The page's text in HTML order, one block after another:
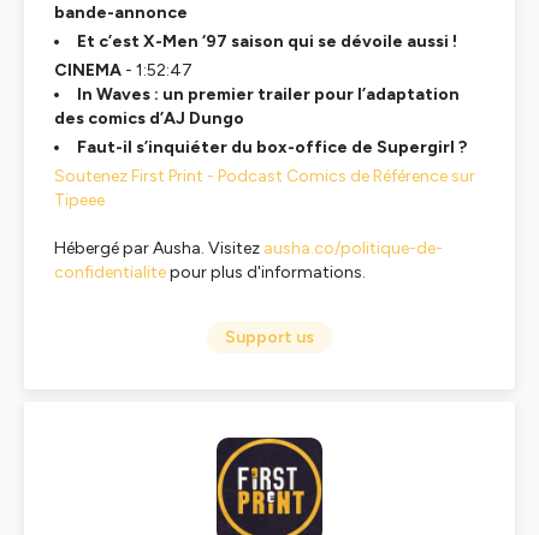
bande-annonce
Et c’est X-Men ‘97 saison qui se dévoile aussi !
CINEMA - 1:52:47
In Waves : un premier trailer pour l’adaptation
des comics d’AJ Dungo
Faut-il s’inquiéter du box-office de Supergirl ?
Soutenez First Print - Podcast Comics de Référence sur
Tipeee
Hébergé par Ausha. Visitez ausha.co/politique-de-
confidentialitepour plus d'informations.
Support us